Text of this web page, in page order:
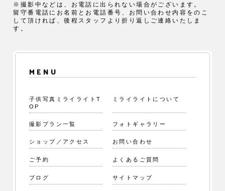
※撮影中などは、お電話に出られない場合がございます。
留守番電話にお名前とお電話番号、お問い合わせ内容をのこ
して頂ければ、後程スタッフより折り返しご連絡いたしま
す。
MENU
子供写真ミライライトT
OP
ミライライトについて
撮影プラン一覧 フォトギャラリー
ショップ／アクセス お問い合わせ
ご予約 よくあるご質問
ブログ サイトマップ